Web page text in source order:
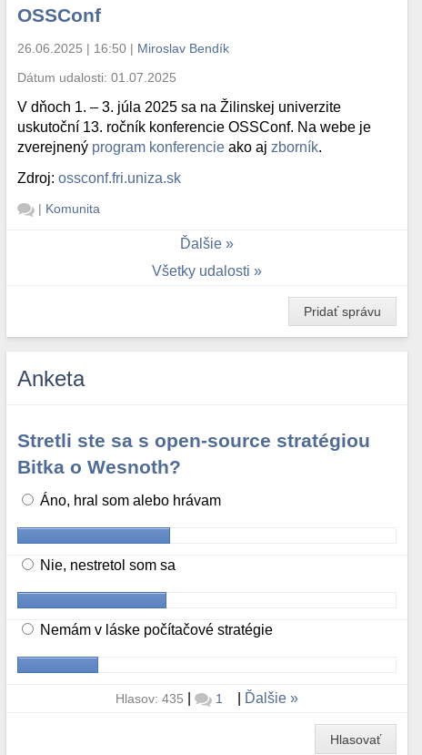
OSSConf
26.06.2025 | 16:50 | Miroslav Bendík
Dátum udalosti:01.07.2025
V dňoch 1. – 3. júla 2025 sa na Žilinskej univerzite
uskutoční 13. ročník konferencie OSSConf. Na webe je
zverejnený program konferencie ako aj zborník.
Zdroj:ossconf.fri.uniza.sk
| Komunita
Ďalšie
Všetky udalosti
Pridať správu
Anketa
Stretli ste sa s open-source stratégiou
Bitka o Wesnoth?
Áno, hral som alebo hrávam
Nie, nestretol som sa
Nemám v láske počítačové stratégie
Hlasov: 435 | 1 Ďalšie
Hlasovať